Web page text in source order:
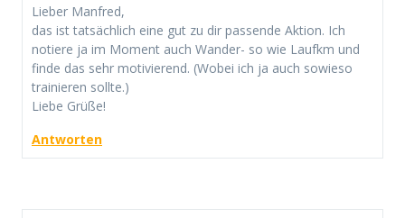
Lieber Manfred,
das ist tatsächlich eine gut zu dir passende Aktion. Ich
notiere ja im Moment auch Wander- so wie Laufkm und
finde das sehr motivierend. (Wobei ich ja auch sowieso
trainieren sollte.)
Liebe Grüße!
Antworten